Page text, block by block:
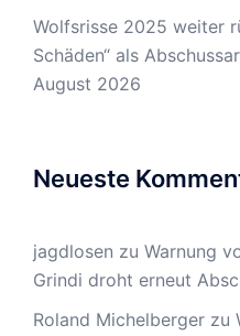
Wolfsrisse 2025 weiter
Schäden“ als
August 2026
Neueste
jagdlosen zu Warnung
Grindi droht erneut
Roland Michelberger zu